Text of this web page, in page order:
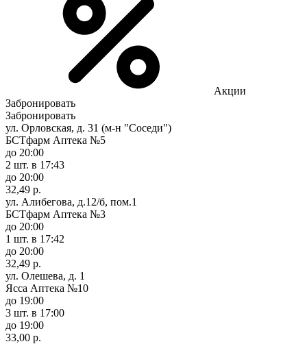
Акции
Забронировать
Забронировать
ул. Орловская, д. 31 (м-н "Соседи")
БСТфарм Аптека №5
до 20:00
2 шт. в 17:43
до 20:00
32,49 р.
ул. Алибегова, д.12/б, пом.1
БСТфарм Аптека №3
до 20:00
1 шт. в 17:42
до 20:00
32,49 р.
ул. Олешева, д. 1
Ясса Аптека №10
до 19:00
3 шт. в 17:00
до 19:00
33,00 р.